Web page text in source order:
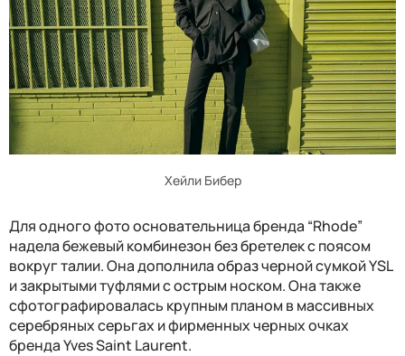
Хейли Бибер
Для одного фото основательница бренда “Rhode”
надела бежевый комбинезон без бретелек с поясом
вокруг талии. Она дополнила образ черной сумкой YSL
и закрытыми туфлями с острым носком. Она также
сфотографировалась крупным планом в массивных
серебряных серьгах и фирменных черных очках
бренда Yves Saint Laurent.